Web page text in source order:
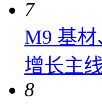
7
M9 基材
增长主
8